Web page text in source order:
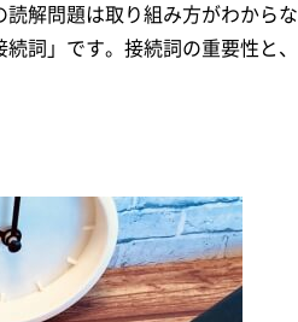
解問題は取り組み方がわからな
詞」です。接続詞の重要性と、